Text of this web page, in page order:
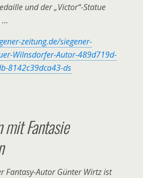
und der „Victor“-Statue
…
zeitung.de/siegener-
Wilnsdorfer-Autor-489d719d-
8142c39dca43-ds
mit Fantasie
Fantasy-Autor Günter Wirtz ist